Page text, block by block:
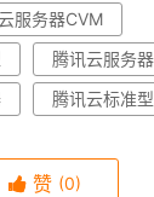
服务器CVM
腾讯云服务
腾讯云标准
赞 (0)